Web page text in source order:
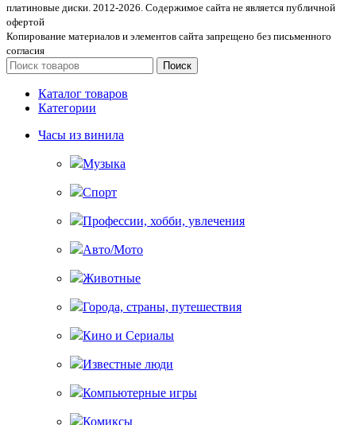
платиновые диски. 2012-2026. Содержимое сайта не является публичной
офертой
Копирование материалов и элементов сайта запрещено без письменного
согласия
Поиск
Каталог товаров
Категории
Часы из винила
Музыка
Спорт
Профессии, хобби, увлечения
Авто/Мото
Животные
Города, страны, путешествия
Кино и Сериалы
Известные люди
Компьютерные игры
Комиксы